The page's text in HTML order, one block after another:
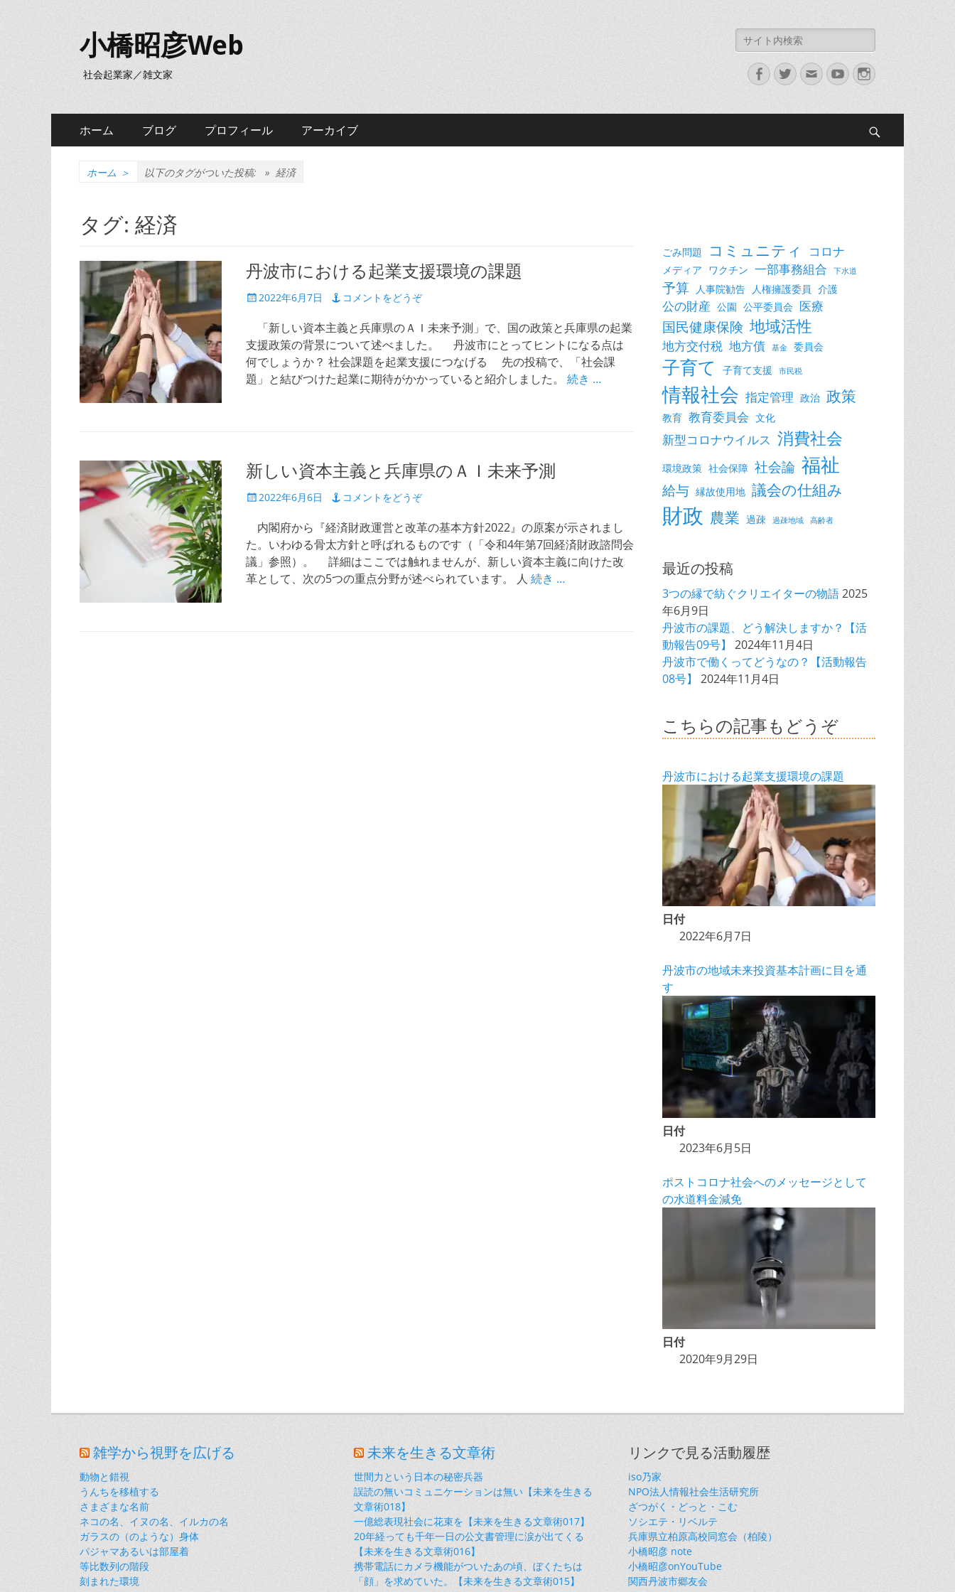
小橋昭彦Web
社会起業家／雑文家
検
索:
Facebook
Twitter
メ
ー
YouTubeInstagram
メ
イ
ニ
ホーム ブログ プロフィール アーカイブ
ホーム ＞ 以下のタグがついた投稿: » 経済
タグ: 経済
丹波市における起業支援環境の課題
投 2022年6月7日 コメントをどうぞ
「新しい資本主義と兵庫県のＡＩ未来予測」で、国の政策と兵庫県の起業
支援政策の背景について述べました。 丹波市にとってヒントになる点は
何でしょうか？ 社会課題を起業支援につなげる 先の投稿で、「社会課
題」と結びつけた起業に期待がかかっていると紹介しました。 続き …
新しい資本主義と兵庫県のＡＩ未来予測
投 2022年6月6日 コメントをどうぞ
内閣府から『経済財政運営と改革の基本方針2022』の原案が示されまし
た。いわゆる骨太方針と呼ばれるものです（「令和4年第7回経済財政諮問会
議」参照）。 詳細はここでは触れませんが、新しい資本主義に向けた改
革として、次の5つの重点分野が述べられています。 人 続き …
ごみ問題 コミュニティ コロナ
メディア ワクチン 一部事務組合 下水道
予算 人事院勧告 人権擁護委員 介護
公の財産 公園 公平委員会 医療
国民健康保険 地域活性
地方交付税 地方債 基金 委員会
子育て 子育て支援 市民税
情報社会 指定管理 政治 政策
教育 教育委員会 文化
新型コロナウイルス 消費社会
環境政策 社会保障 社会論 福祉
給与 縁故使用地 議会の仕組み
財政 農業 過疎 過疎地域 高齢者
最近の投稿
3つの縁で紡ぐクリエイターの物語2025
年6月9日
丹波市の課題、どう解決しますか？【活
動報告09号】
2024年11月4日
丹波市で働くってどうなの？【活動報告
08号】
2024年11月4日
こちらの記事もどうぞ
丹波市における起業支援環境の課題
日付
2022年6月7日
丹波市の地域未来投資基本計画に目を通
す
日付
2023年6月5日
ポストコロナ社会へのメッセージとして
の水道料金減免
日付
2020年9月29日
雑学から視野を広げる
動物と錯視
うんちを移植する
さまざまな名前
ネコの名、イヌの名、イルカの名
ガラスの（のような）身体
パジャマあるいは部屋着
等比数列の階段
刻まれた環境
未来を生きる文章術
世間力という日本の秘密兵器
誤読の無いコミュニケーションは無い【未来を生きる
文章術018】
一億総表現社会に花束を【未来を生きる文章術017】
20年経っても千年一日の公文書管理に涙が出てくる
【未来を生きる文章術016】
携帯電話にカメラ機能がついたあの頃、ぼくたちは
「顔」を求めていた。【未来を生きる文章術015】
リンクで見る活動履歴
iso乃家
NPO法人情報社会生活研究所
ざつがく・どっと・こむ
ソシエテ・リベルテ
兵庫県立柏原高校同窓会（柏陵）
小橋昭彦 note
小橋昭彦onYouTube
関西丹波市郷友会